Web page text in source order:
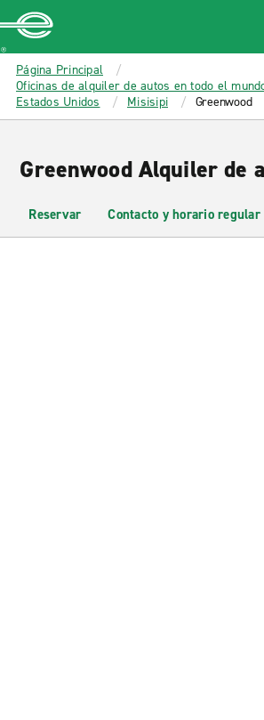
MAIN
CONTENT
Enterprise
Página Principal
Oficinas de alquiler de autos en todo el
Estados Unidos
Misisipi Greenwood
Greenwood Alquiler de
Reservar Contacto y horario regular